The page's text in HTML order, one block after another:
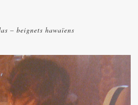
– beignets hawaïens